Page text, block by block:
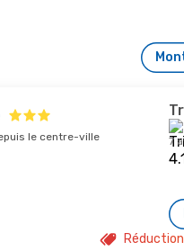
le centre-ville 7